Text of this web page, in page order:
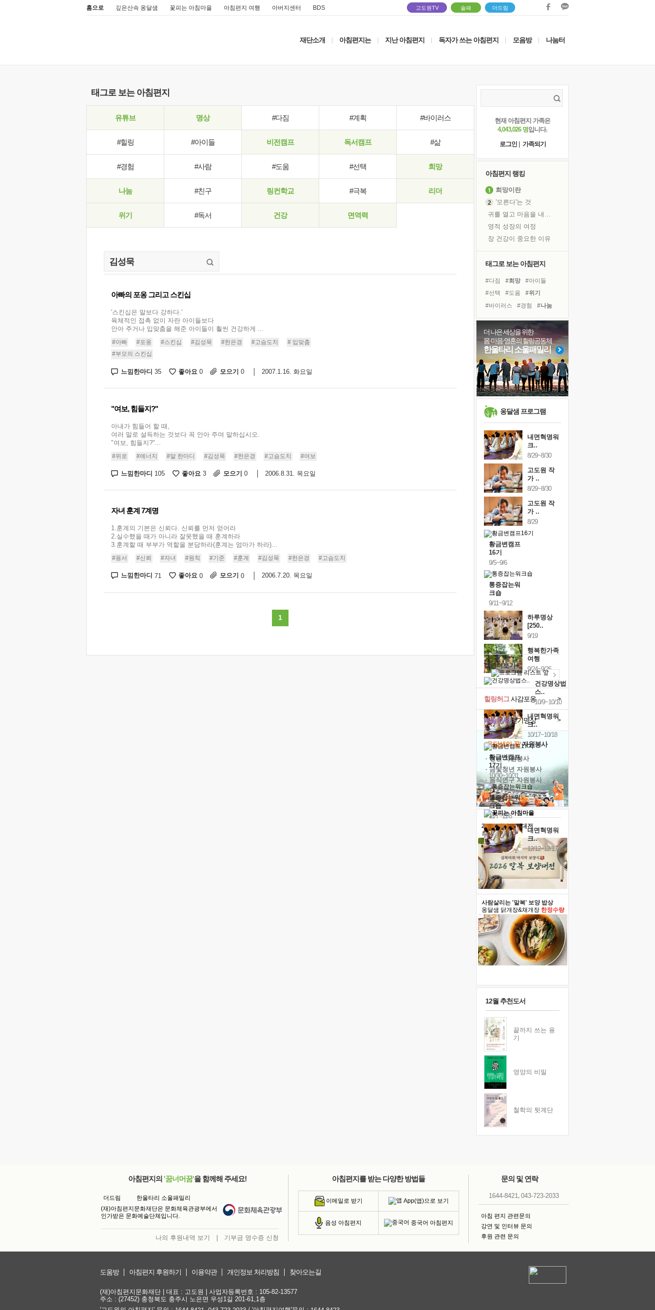
홈으로 깊은산속 옹달샘 꽃피는 아침마을 아침편지 여행 아버지센터 BDS 고도원TV 솔패 더드림
재단소개 아침편지는 지난 아침편지 독자가 쓰는 아침편지 모음방 나눔터
태그로 보는 아침편지
유튜브 명상 #다짐 #계획 #바이러스
#힐링 #아이들 비전캠프 독서캠프 #삶
#경험 #사람 #도움 #선택 희망
나눔 #친구 링컨학교 #극복 리더
위기 #독서 건강 면역력
아빠의 포옹 그리고 스킨십
'스킨십은 말보다 강하다.'
육체적인 접촉 없이 자란 아이들보다
안아 주거나 입맞춤을 해준 아이들이 훨씬 건강하게 ...
#아빠 #포옹 #스킨십 #김성묵 #한은경 #고슴도치
# 입맞춤
#부모의 스킨십
느낌한마디 35 좋아요 0 모으기 0 2007.1.16. 화요일
"여보, 힘들지?"
아내가 힘들어 할 때,
여러 말로 설득하는 것보다 꼭 안아 주며 말하십시오.
"여보, 힘들지?"...
#위로 #에너지 #말 한마디 #김성묵 #한은경 #고슴도치 #여보
느낌한마디 105 좋아요 3 모으기 0 2006.8.31. 목요일
자녀 훈계 7계명
1.훈계의 기본은 신뢰다. 신뢰를 먼저 얻어라
2.실수했을 때가 아니라 잘못했을 때 훈계하라
3.훈계할 때 부부가 역할을 분담하라(훈계는 엄마가 하라)...
#용서 #신뢰 #자녀 #원칙 #기준 #훈계 #김성묵 #한은경 #고슴도치
느낌한마디 71 좋아요 0 모으기 0 2006.7.20. 목요일
1
현재 아침편지 가족은
4,043,026 명입니다.
로그인
가족되기
아침편지 랭킹
희망이란
'모른다'는 것
귀를 열고 마음을 내어주고
영적 성장의 여정
장 건강이 중요한 이유
꿈이 실제가 되는 것
'말 타는 법'을 먼저
졸업식 사진을 보며
극심한 변비, 어깨결림, 수면 장애
아픈 아버지를 위한 공간 설계
슬럼프
보고 싶은 어머니
못된 꼰대들
태그로 보는 아침편지
#다짐 #희망
#아이들
#선택
#도움
#위기
#바이러스
#경험
#나눔
#명상
#독서캠프
#링컨학교
#면역력
#힐링
#유튜브
#리더
#사람
#독서
#비전캠프
#계획
더 나은 세상을 위한
몸·마음·영혼의 힐링공동체
한울타리 소울패밀리
옹달샘 프로그램
내면혁명워
크..
8/29~8/30
고도원 작
가 ..
8/29~8/30
고도원 작
가 ..
8/29
황금변캠프
16기
9/5~9/6
통증잡는워
크숍
9/11~9/12
하루명상
[250..
9/19
행복한가족
여행
9/24~9/26
건강명상법
스..
10/9~10/10
내면혁명워
크..
10/17~10/18
황금변캠프
17기
10/30~10/31
통증잡는워
크숍
11/7~11/8
내면혁명워
크..
12/12~12/13
캘린더보기+
예술치유걷기명상 >
힐링허그사감포옹 >
'옹달샘의 꽃'자원봉사
· 청년 자원봉사
· 금빛청년 자원봉사
· 음식연구 자원봉사
2026 말복 보양대전
최대74%할인
사람살리는 '말복' 보양 밥상
옹달샘 닭개장&채개장 한정수량
12월 추천도서
끝까지 쓰는 용
기
영양의 비밀
철학의 뒷계단
아침편지의 '꿈너머꿈'을 함께해 주세요!
더드림
한울타리 소울패밀리
(재)아침편지문화재단은 문화체육관광부에서
인가받은 문화예술단체입니다.
나의 후원내역 보기 기부금 영수증 신청
아침편지를 받는 다양한 방법들
이메일로 받기 App(앱)으로 보기
음성 아침편지 중국어 아침편지
문의 및 연락
1644-8421, 043-723-2033
아침 편지 관련문의
강연 및 인터뷰 문의
후원 관련 문의
도움방 아침편지 후원하기 이용약관 개인정보 처리방침 찾아오는길
(재)아침편지문화재단 | 대표 : 고도원 | 사업자등록번호 : 105-82-13577
주소 : (27452) 충청북도 충주시 노은면 우성1길 201-61,1층